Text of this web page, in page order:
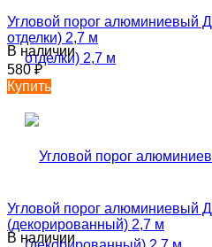
Угловой порог алюминиевый
отделки) 2,7 м
В наличии
580₽
Купить
Угловой порог алюминиевый
(декорированный) 2,7 м
В наличии